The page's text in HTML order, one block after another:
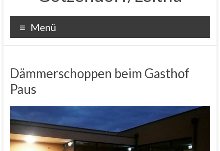
Menü
Dämmerschoppen beim Gasthof
Paus